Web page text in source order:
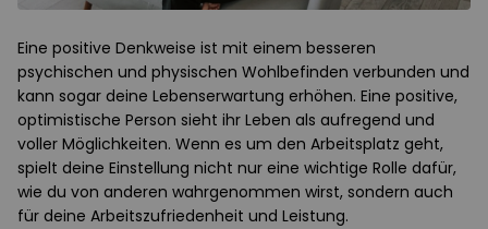
Eine positive Denkweise ist mit einem besseren
psychischen und physischen Wohlbefinden verbunden und
kann sogar deine Lebenserwartung erhöhen. Eine positive,
optimistische Person sieht ihr Leben als aufregend und
voller Möglichkeiten. Wenn es um den Arbeitsplatz geht,
spielt deine Einstellung nicht nur eine wichtige Rolle dafür,
wie du von anderen wahrgenommen wirst, sondern auch
für deine Arbeitszufriedenheit und Leistung.